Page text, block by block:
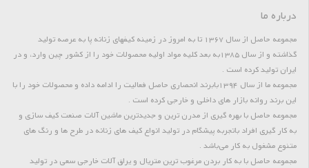
درباره ما
مجموعه حاصل از سال 1367 تا به امروز در زمینه کیفهای زنانه پا به عرصه تولید
گذاشته و از سال 1385به بعد کلیه مواد اولیه محصولات خود را از کشور چین وارد، و در
ایران تولید کرده است .
مجموعه ما از سال 1394بابرند انحصاری حاصل فعالیت را ادامه داده و محصولات خود را با
این برند روانه بازار های داخلی و خارجی کرده است .
مجموعه حاصل با بهره گیری از مدرن ترین و جدیدترین ماشین آلات صنعت کیف سازی و
به کار گیری افراد باتجربه پیشگام در تولید انواع کیف های زنانه در طرح ها و رنگ های
متنوع مشغول به کار می‌باشد .
مجموعه حاصل با به کار بردن مرغوب ترین متریال و یراق آلات خارجی سعی در تولید